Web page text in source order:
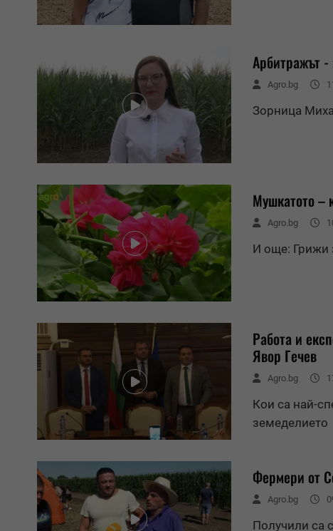
Арбитражът
Agro.bg
Зорница
Мушкатото –
Agro.bg
И още: Грижи
Работа и
Явор Гечев
Agro.bg
Кои са най-
земеделието
Фермери от
Agro.bg
Получили са